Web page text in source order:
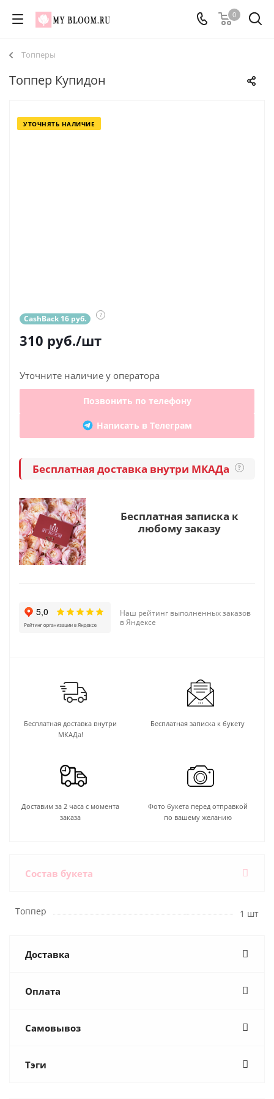
0
Топперы
Топпер Купидон
УТОЧНЯТЬ НАЛИЧИЕ
CashBack 16 руб. ?
310 руб./шт
Уточните наличие у оператора
Позвонить по телефону
Написать в Телеграм
Бесплатная доставка внутри МКАДа ?
Бесплатная записка к
любому заказу
Наш рейтинг выполненных заказов
в Яндексе
Бесплатная доставка внутри
МКАДа!
Бесплатная записка к букету
Доставим за 2 часа с момента
заказа
Фото букета перед отправкой
по вашему желанию
Состав букета
Топпер 1 шт
Доставка
Оплата
Самовывоз
Тэги